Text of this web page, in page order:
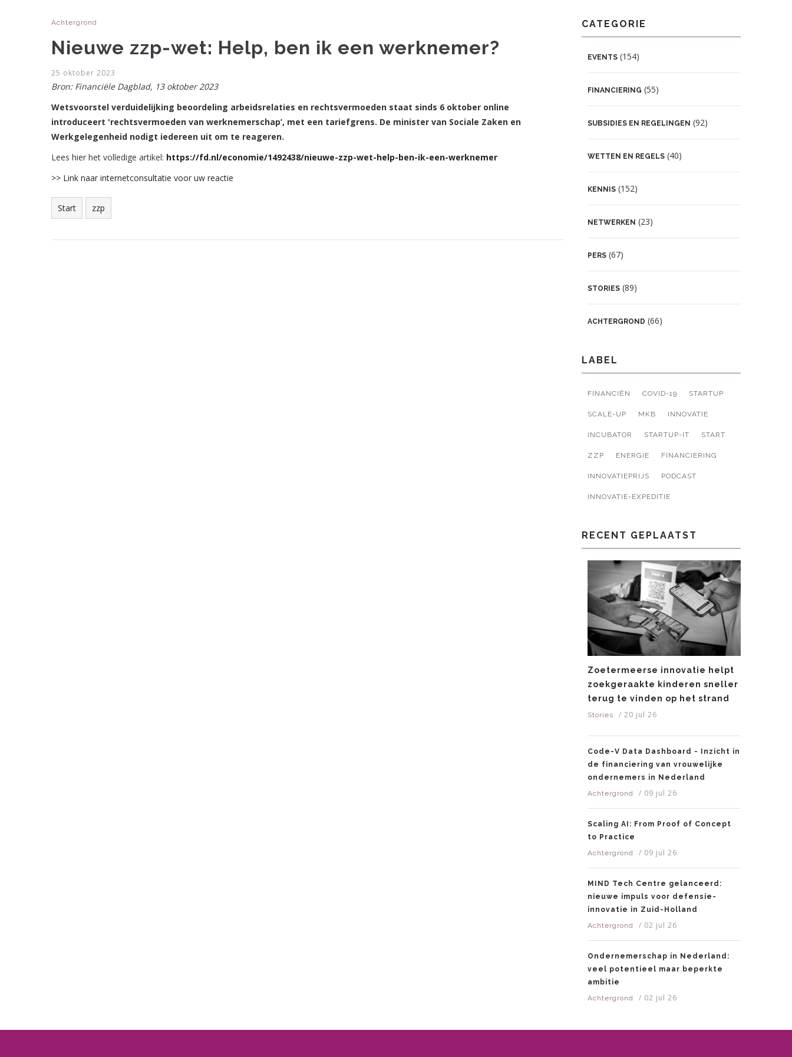
Achtergrond
Nieuwe zzp-wet: Help, ben ik een werknemer?
25 oktober 2023
Bron: Financiële Dagblad, 13 oktober 2023
Wetsvoorstel verduidelijking beoordeling arbeidsrelaties en rechtsvermoeden staat sinds 6 oktober online
introduceert 'rechtsvermoeden van werknemerschap’, met een tariefgrens. De minister van Sociale Zaken en
Werkgelegenheid nodigt iedereen uit om te reageren.
Lees hier het volledige artikel: https://fd.nl/economie/1492438/nieuwe-zzp-wet-help-ben-ik-een-werknemer
>> Link naar internetconsultatie voor uw reactie
Start zzp
CATEGORIE
EVENTS (154)
FINANCIERING (55)
SUBSIDIES EN REGELINGEN (92)
WETTEN EN REGELS (40)
KENNIS (152)
NETWERKEN (23)
PERS (67)
STORIES (89)
ACHTERGROND (66)
LABEL
FINANCIËN COVID-19 STARTUP
SCALE-UP MKB INNOVATIE
INCUBATOR STARTUP-IT START
ZZP ENERGIE FINANCIERING
INNOVATIEPRIJS PODCAST
INNOVATIE-EXPEDITIE
RECENT GEPLAATST
Zoetermeerse innovatie helpt
zoekgeraakte kinderen sneller
terug te vinden op het strand
Stories / 20 jul 26
Code-V Data Dashboard - Inzicht in
de financiering van vrouwelijke
ondernemers in Nederland
Achtergrond
/ 09 jul 26
Scaling AI: From Proof of Concept
to Practice
Achtergrond
/ 09 jul 26
MIND Tech Centre gelanceerd:
nieuwe impuls voor defensie-
innovatie in Zuid-Holland
Achtergrond
/ 02 jul 26
Ondernemerschap in Nederland:
veel potentieel maar beperkte
ambitie
Achtergrond
/ 02 jul 26